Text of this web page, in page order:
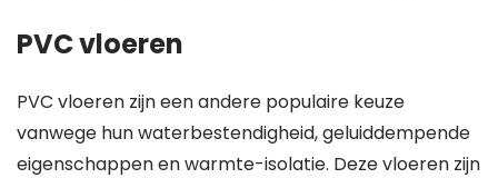
PVC vloeren
PVC vloeren zijn een andere populaire keuze
vanwege hun waterbestendigheid, geluiddempende
eigenschappen en warmte-isolatie. Deze vloeren zijn